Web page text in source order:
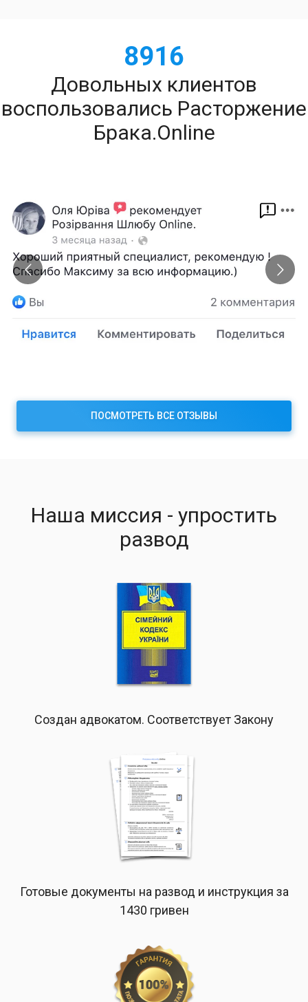
8916
Довольных клиентов
воспользовались Расторжение
Брака.Online
ПОСМОТРЕТЬ ВСЕ ОТЗЫВЫ
Наша миссия - упростить
развод
Создан адвокатом. Соответствует Закону
Готовые документы на развод и инструкция за
1430 гривен